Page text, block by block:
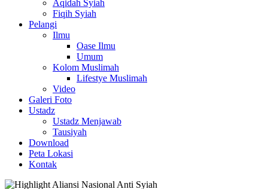
Aqidah Syiah
Fiqih Syiah
Pelangi
Ilmu
Oase Ilmu
Umum
Kolom Muslimah
Lifestye Muslimah
Video
Galeri Foto
Ustadz
Ustadz Menjawab
Tausiyah
Download
Peta Lokasi
Kontak